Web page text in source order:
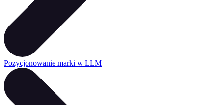
Pozycjonowanie marki w LLM